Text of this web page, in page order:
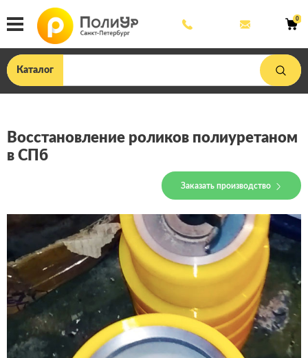
33
0
Каталог
Восстановление роликов полиуретаном
в СПб
Заказать производство